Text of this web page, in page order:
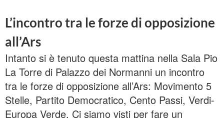
L’incontro tra le forze di opposizione
all’Ars
Intanto si è tenuto questa mattina nella Sala Pio
La Torre di Palazzo dei Normanni un incontro
tra le forze di opposizione all’Ars: Movimento 5
Stelle, Partito Democratico, Cento Passi, Verdi-
Europa Verde. Ci siamo visti per fare un